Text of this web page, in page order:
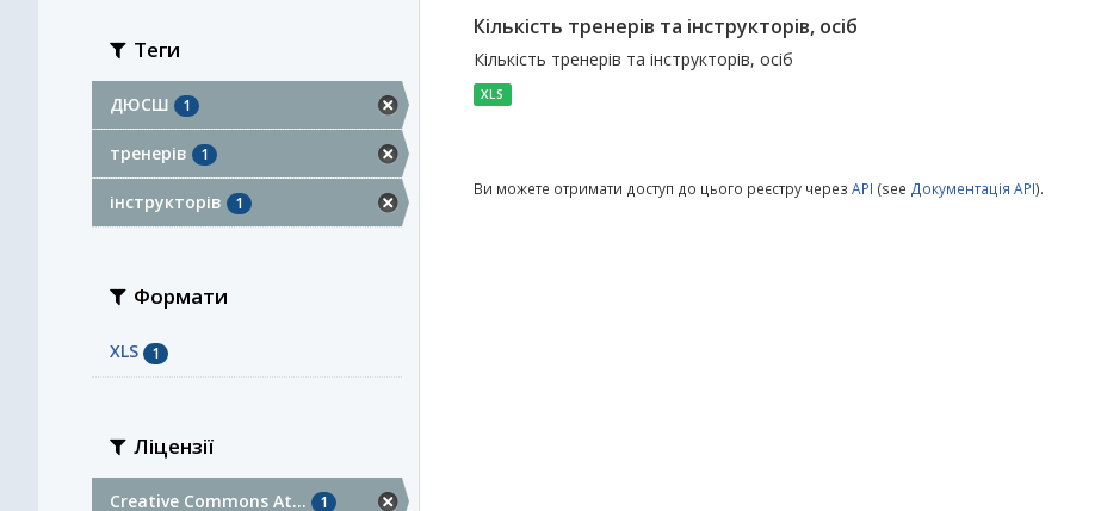
Теги
ДЮСШ 1
тренерів 1
інструкторів 1
Формати
XLS 1
Ліцензії
Creative Commons At... 1
Кількість тренерів та інструкторів, осіб
Кількість тренерів та інструкторів, осіб
XLS
Ви можете отримати доступ до цього реєстру через API (see Документація API).